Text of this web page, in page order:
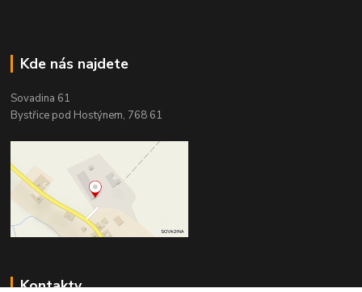
Kde nás najdete
Sovadina 61
Bystřice pod Hostýnem, 768 61
Kontakty